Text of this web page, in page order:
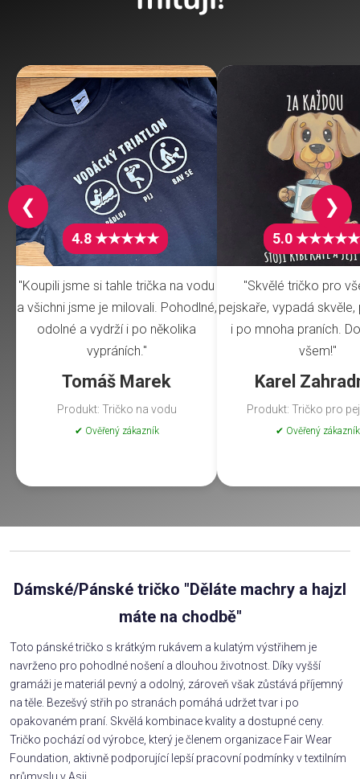
4.8 ★★★★★
"Koupili jsme si tahle trička na vodu
a všichni jsme je milovali. Pohodlné,
odolné a vydrží i po několika
vypráních."
Tomáš Marek
Produkt: Tričko na vodu
✔ Ověřený zákazník
5.0 ★★★★★
"Skvělé tričko pro
pejskaře, vypadá
i po mnoha praních.
všem!"
Karel
Produkt: Tričko pro
✔ Ověřený zákazník
❮ ❯
Dámské/Pánské tričko "Děláte machry a hajzl
máte na chodbě"
Toto pánské tričko s krátkým rukávem a kulatým výstřihem je
navrženo pro pohodlné nošení a dlouhou životnost. Díky vyšší
gramáži je materiál pevný a odolný, zároveň však zůstává příjemný
na těle. Bezešvý střih po stranách pomáhá udržet tvar i po
opakovaném praní. Skvělá kombinace kvality a dostupné ceny.
Tričko pochází od výrobce, který je členem organizace Fair Wear
Foundation, aktivně podporující lepší pracovní podmínky v textilním